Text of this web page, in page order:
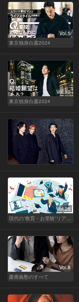
Vol.5
東京独身白書2024
Vol.10
東京独身白書2024
Vol.28
現代の“教育・お受験”リアルドキュメント
Vol.8
慶應義塾のすべて